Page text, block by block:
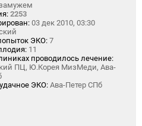
2253
03 дек 2010, 03:30
ЭКО: 7
11
проводилось лечение:
ПЦ, Ю.Корея МизМеди, Ава-
ЭКО: Ава-Петер СПб